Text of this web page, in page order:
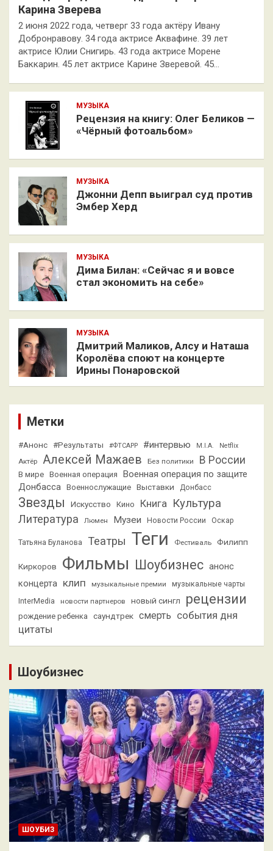
Карина Зверева
2 июня 2022 года, четверг 33 года актёру Ивану
Добронравову. 34 года актрисе Аквафине. 39 лет
актрисе Юлии Снигирь. 43 года актрисе Морене
Баккарин. 45 лет актрисе Карине Зверевой. 45…
МУЗЫКА
Рецензия на книгу: Олег Беликов —
«Чёрный фотоальбом»
МУЗЫКА
Джонни Депп выиграл суд против
Эмбер Херд
МУЗЫКА
Дима Билан: «Сейчас я и вовсе
стал экономить на себе»
МУЗЫКА
Дмитрий Маликов, Алсу и Наташа
Королёва споют на концерте
Ирины Понаровской
Метки
#Анонс #Результаты #ФТСАРР #интервью M.I.A. Netflix
Актёр Алексей Мажаев Без политики В России
В мире Военная операция
Военная операция по защите
Донбасса
Военнослужащие Выставки Донбасс
Звезды Искусство Кино Книга Культура
Литература Люмен Музеи Новости России Оскар
Татьяна Буланова Театры Теги Фестиваль Филипп
Киркоров Фильмы Шоубизнес анонс
концерта
клип музыкальные премии
музыкальные чарты
InterMedia
новости партнеров новый сингл рецензии
рождение ребенка саундтрек смерть события дня
цитаты
Шоубизнес
ШОУБИЗ